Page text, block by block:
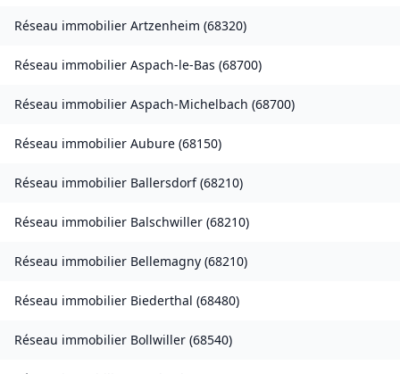
Réseau immobilier Artzenheim (68320)
Réseau immobilier Aspach-le-Bas (68700)
Réseau immobilier Aspach-Michelbach (68700)
Réseau immobilier Aubure (68150)
Réseau immobilier Ballersdorf(68210)
Réseau immobilier Balschwiller (68210)
Réseau immobilier Bellemagny (68210)
Réseau immobilier Biederthal (68480)
Réseau immobilier Bollwiller (68540)